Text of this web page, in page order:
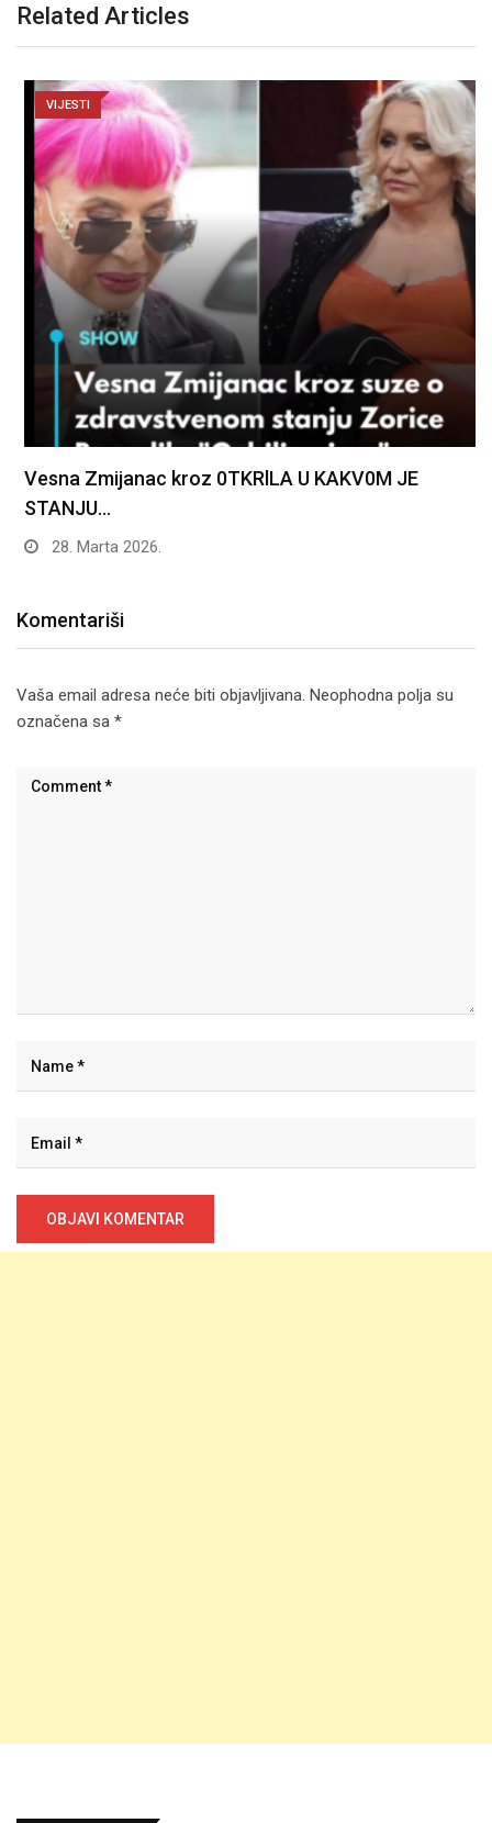
Related Articles
VIJESTI
Vesna Zmijanac kroz 0TKRlLA U KAKV0M JE
STANJU…
28. Marta 2026.
Komentariši
Vaša email adresa neće biti objavljivana. Neophodna polja su
označena sa *